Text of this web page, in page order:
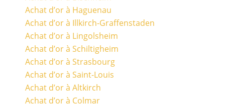
Achat d’or à Haguenau
Achat d’or à Illkirch-Graffenstaden
Achat d’or à Lingolsheim
Achat d’or à Schiltigheim
Achat d’or à Strasbourg
Achat d’or à Saint-Louis
Achat d’or à Altkirch
Achat d’or à Colmar